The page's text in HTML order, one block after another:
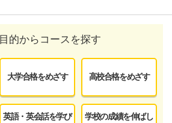
目的からコースを探す
大学合格をめざす 高校合格をめざす
英語・英会話を学び
学校の成績を伸ばし